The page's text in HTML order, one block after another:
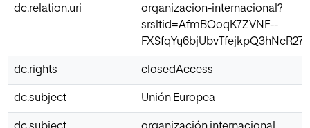
dc.relation.uri
organizacion-internacional?
srsltid=AfmBOoqK7ZVNF--
dc.rights closedAccess
dc.subject Unión Europea